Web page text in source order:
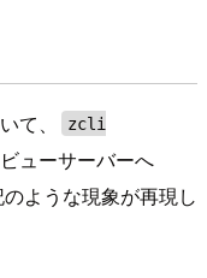
て、
zcli
ューサーバーへ
ような現象が再現し